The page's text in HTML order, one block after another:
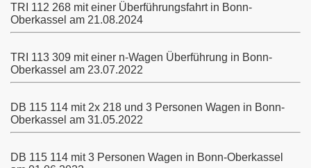
TRI 112 268 mit einer Überführungsfahrt in Bonn-
Oberkassel am 21.08.2024
TRI 113 309 mit einer n-Wagen Überführung in Bonn-
Oberkassel am 23.07.2022
DB 115 114 mit 2x 218 und 3 Personen Wagen in Bonn-
Oberkassel am 31.05.2022
DB 115 114 mit 3 Personen Wagen in Bonn-Oberkassel